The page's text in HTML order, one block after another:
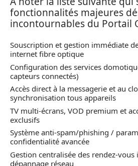
fonctionnalités majeures
incontournables du Portail
Souscription et gestion immédiate
internet fibre optique
Configuration des services
capteurs connectés)
Accès direct à la messagerie et au
synchronisation tous appareils
TV multi-écrans, VOD premium et
exclusifs
Système anti-spam/phishing /
confidentialité avancée
Gestion centralisée des rendez-
dépannage réseau